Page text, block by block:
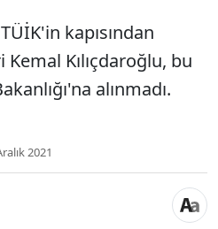
kapısından
Kılıçdaroğlu, bu
alınmadı.
2021